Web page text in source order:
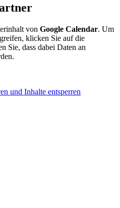
von Google Calendar. Um
klicken Sie auf die
Sie, dass dabei Daten an
und Inhalte entsperren